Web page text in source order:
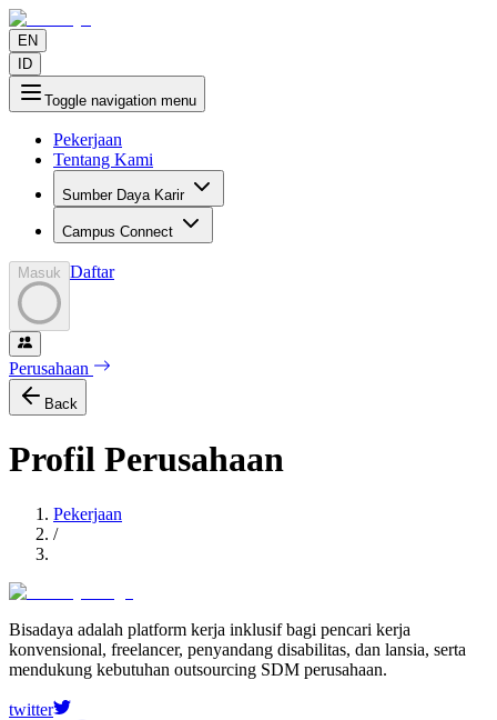
EN
ID
Toggle navigation menu
Pekerjaan
Tentang Kami
Sumber Daya Karir
Campus Connect
Masuk Daftar
Perusahaan
Back
Profil Perusahaan
Pekerjaan
/
Bisadaya adalah platform kerja inklusif bagi pencari kerja
konvensional, freelancer, penyandang disabilitas, dan lansia, serta
mendukung kebutuhan outsourcing SDM perusahaan.
twitter